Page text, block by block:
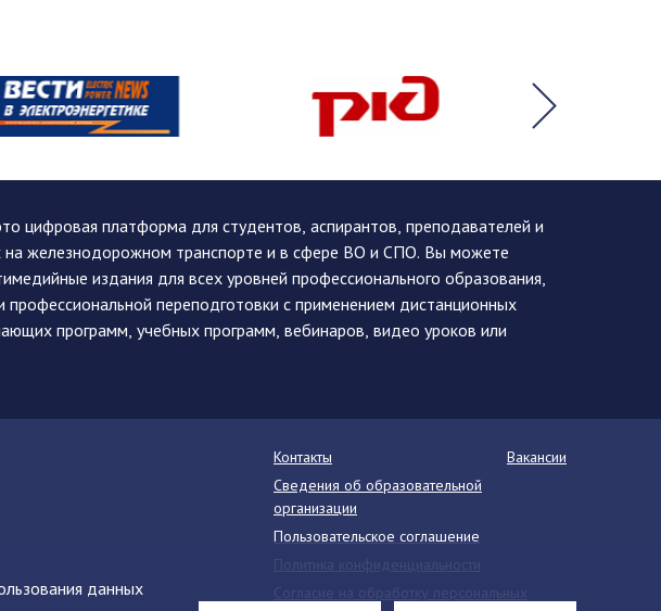
данных
цифровая платформа для студентов, аспирантов, преподавателей и
на железнодорожном транспорте и в сфере ВО и СПО. Вы можете
издания для всех уровней профессионального образования,
переподготовки с применением дистанционных
программ, учебных программ, вебинаров, видео уроков или
Контакты
Вакансии
Сведения об образовательной
организации
Пользовательское соглашение